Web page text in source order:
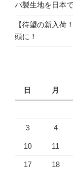
パ製生地を日本
【待望の新入荷
頭に！
日
月
3 4
10 11
17 18